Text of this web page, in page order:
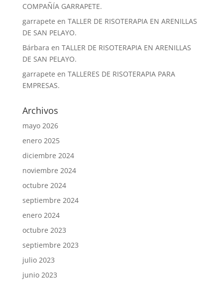
COMPAÑÍA GARRAPETE.
garrapete en TALLER DE RISOTERAPIA EN ARENILLAS
DE SAN PELAYO.
Bárbara en TALLER DE RISOTERAPIA EN ARENILLAS
DE SAN PELAYO.
garrapete en TALLERES DE RISOTERAPIA PARA
EMPRESAS.
Archivos
mayo 2026
enero 2025
diciembre 2024
noviembre 2024
octubre 2024
septiembre 2024
enero 2024
octubre 2023
septiembre 2023
julio 2023
junio 2023